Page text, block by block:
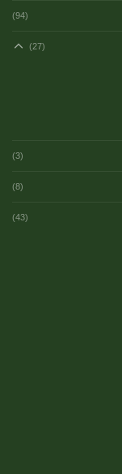
(94)
(27)
(3)
(8)
(43)